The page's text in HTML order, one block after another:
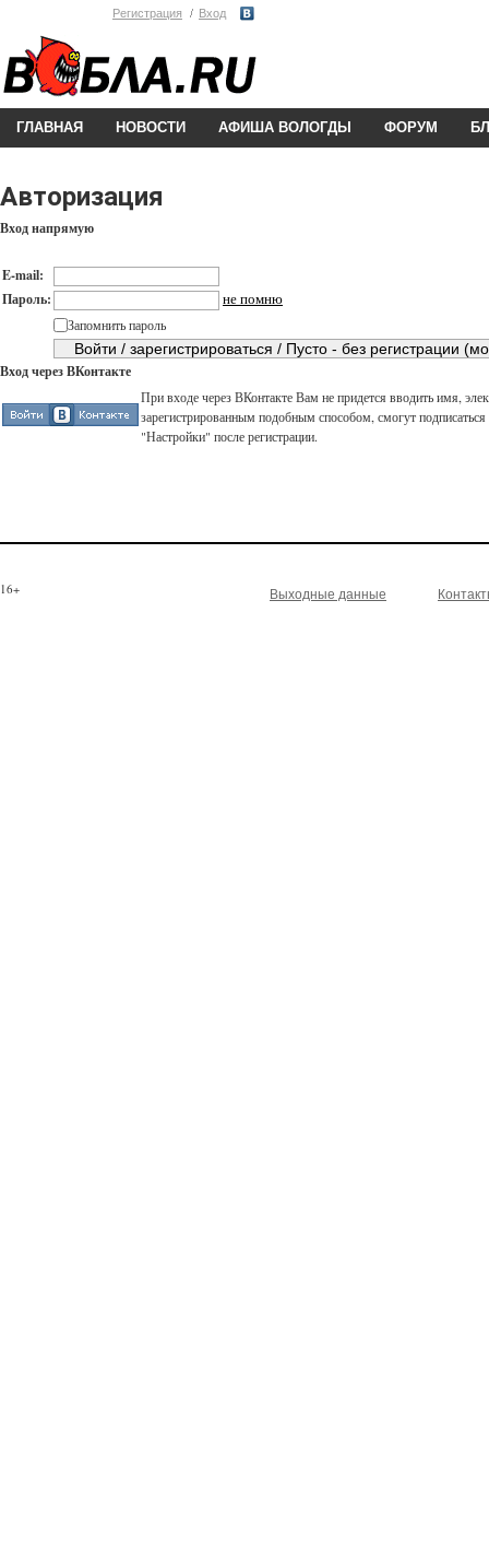
Регистрация Вход
ГЛАВНАЯ НОВОСТИ АФИША ВОЛОГДЫ ФОРУМ
Авторизация
Вход напрямую
E-mail:
Пароль:
не помню
Запомнить пароль
Вход через ВКонтакте
При входе через ВКонтакте Вам не придется вводить имя,
зарегистрированным подобным способом, смогут
"Настройки" после регистрации.
16+ Выходные данные